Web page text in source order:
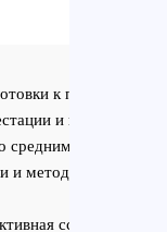
к первичной
и повышения
средним и высшим
и методическими
ссылка на